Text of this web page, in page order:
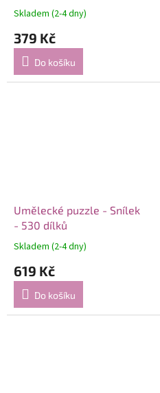
dílků)
Skladem (2-4 dny)
379 Kč
Do košíku
Umělecké puzzle - Snílek
- 530 dílků
Skladem (2-4 dny)
619 Kč
Do košíku